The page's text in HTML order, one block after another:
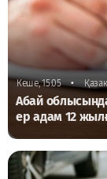
Кеше, 15:05 •
Абай
ер адам 12